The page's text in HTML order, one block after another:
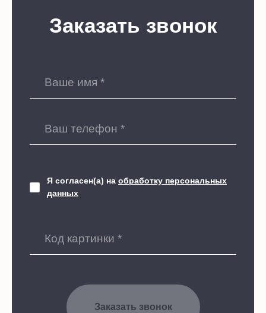
Заказать звонок
Я согласен(а) на обработку персональных
данных
Заказать звонок